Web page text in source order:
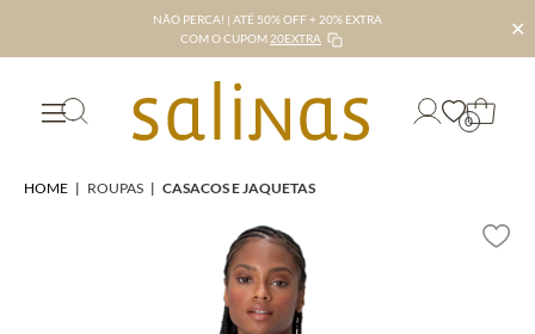
NÃO PERCA! | ATÉ 50% OFF + 20% EXTRA
COM O CUPOM 20EXTRA ✕
0
HOME | ROUPAS | CASACOS E JAQUETAS